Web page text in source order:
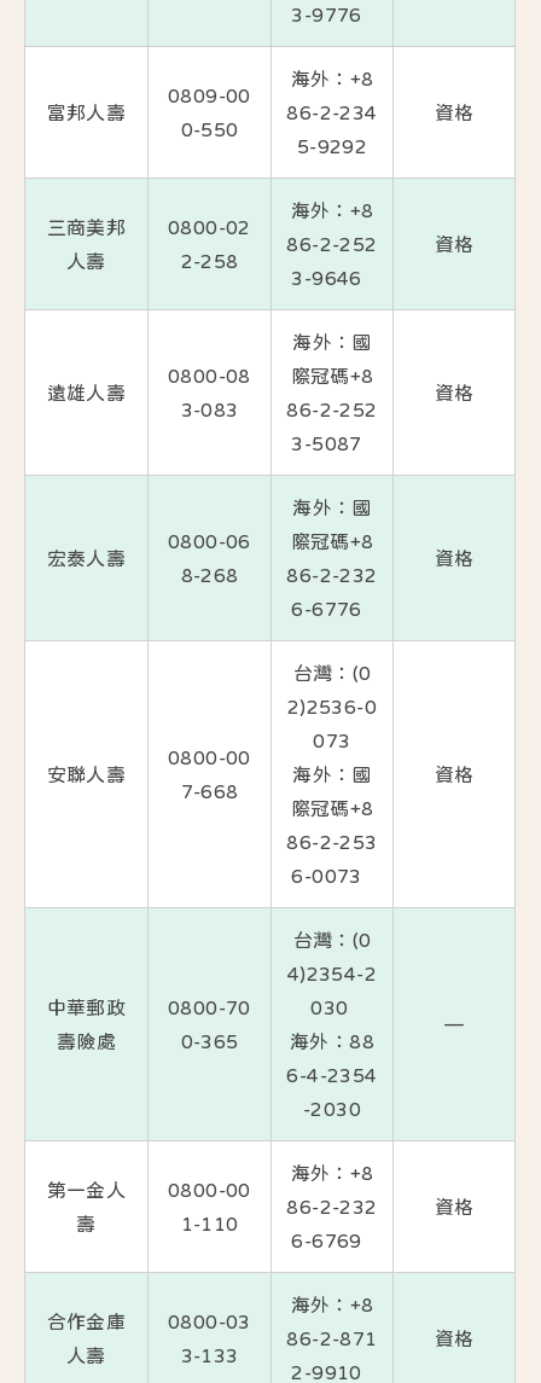
3-9776
富邦人壽
0809-00
0-550
海外：+8
86-2-234
5-9292
資格
三商美邦
人壽
0800-02
2-258
海外：+8
86-2-252
3-9646
資格
遠雄人壽
0800-08
3-083
海外：國
際冠碼+8
86-2-252
3-5087
資格
宏泰人壽
0800-06
8-268
海外：國
際冠碼+8
86-2-232
6-6776
資格
安聯人壽
0800-00
7-668
台灣：(0
2)2536-0
073
海外：國
際冠碼+8
86-2-253
6-0073
資格
中華郵政
壽險處
0800-70
0-365
台灣：(0
4)2354-2
030
海外：88
6-4-2354
-2030
—
第一金人
壽
0800-00
1-110
海外：+8
86-2-232
6-6769
資格
合作金庫
人壽
0800-03
3-133
海外：+8
86-2-871
2-9910
資格